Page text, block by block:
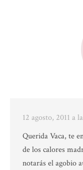
12 agosto, 2011 a
Querida Vaca, te
de los calores
notarás el agobio